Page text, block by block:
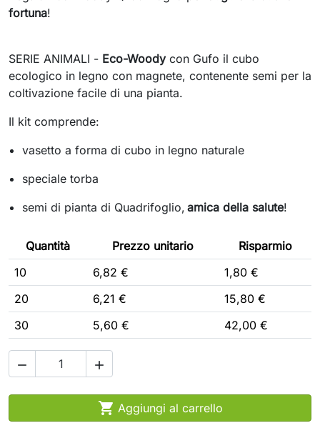
fortuna!
SERIE ANIMALI - Eco-Woody con Gufo il cubo
ecologico in legno con magnete, contenente semi per la
coltivazione facile di una pianta.
Il kit comprende:
vasetto a forma di cubo in legno naturale
speciale torba
semi di pianta di Quadrifoglio, amica della salute!
Quantità Prezzo unitario
Risparmio
10
6,82 €
1,80 €
20
6,21 €
15,80 €
30
5,60 € 42,00 €
 
 Aggiungi al carrello